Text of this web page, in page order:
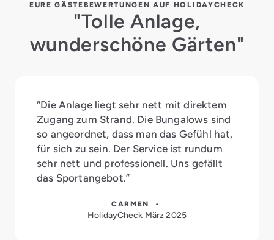
EURE GÄSTEBEWERTUNGEN AUF HOLIDAYCHECK
"Tolle Anlage,
wunderschöne Gärten"
“Die Anlage liegt sehr nett mit direktem
Zugang zum Strand. Die Bungalows sind
so angeordnet, dass man das Gefühl hat,
für sich zu sein. Der Service ist rundum
sehr nett und professionell. Uns gefällt
das Sportangebot.”
CARMEN •
HolidayCheck März 2025